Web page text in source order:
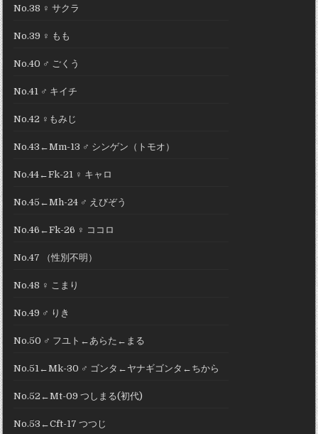
No.38 ♀ サクラ
No.39 ♀ もも
No.40 ♂ ごくう
No.41 ♂ キイチ
No.42 ♀もみじ
No.43←Mm-13 ♂ シンゲン（トモオ）
No.44←Fk-21 ♀ キャロ
No.45←Mh-24 ♂ えびぞう
No.46←Fk-26 ♀ ココロ
No.47 （性別不明）
No.48 ♀ こまり
No.49 ♂ りき
No.50 ♂ フユト←あらた←まる
No.51←Mk-30 ♂ ゴンタ←ヤナギゴンタ←ちから
No.52←Mt-09 つしまる(初代)
No.53←Cft-17 つつじ